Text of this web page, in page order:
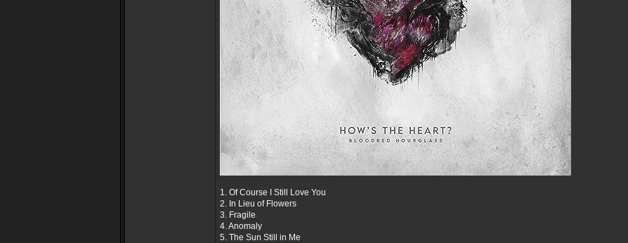
1. Of Course I Still Love You
2. In Lieu of Flowers
3. Fragile
4. Anomaly
5. The Sun Still in Me